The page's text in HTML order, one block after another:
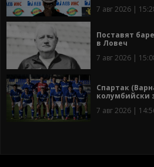
7 авг 2026 |
Поставят
в Ловеч
7 авг 2026 |
Спартак
колумбийски
7 авг 2026 |